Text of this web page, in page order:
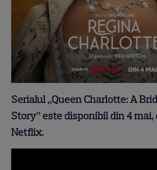
Serialul „Queen Charlotte: A
Story” este disponibil din 4 mai,
Netflix.